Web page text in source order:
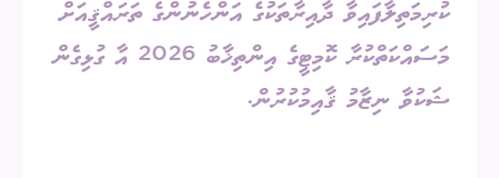
ކުރިމަތިލާފައިވާ ދާއިރާތަކުގެ އަންހެނުންގެ ތަރައްޤީއަށް
މަސައްކަތްކުރާ ކޮމިޓީގެ އިންތިޚާބު 2026 އާ ގުޅިގެން
ޝަކުވާ ނިޒާމު ޤާއިމުކުރުން.